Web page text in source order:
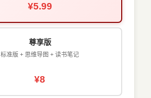
¥5.99
尊享版
标准版 + 思维导图 + 读书笔记
¥8